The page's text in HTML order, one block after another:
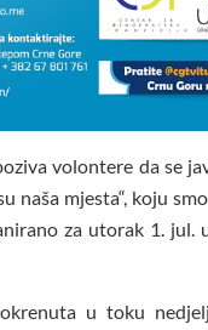
volontere da se
mjesta“, koju
za utorak 1. jul.
u toku